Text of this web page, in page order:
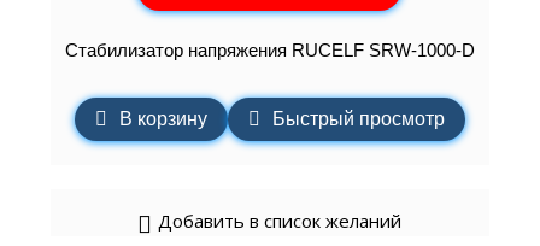
Стабилизатор напряжения RUCELF SRW-1000-D
В корзину Быстрый просмотр
Добавить в список желаний